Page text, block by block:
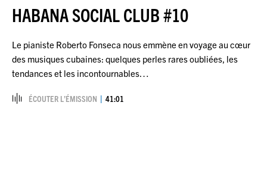
HABANA SOCIAL CLUB #10
Le pianiste Roberto Fonseca nous emmène en voyage au cœur
des musiques cubaines: quelques perles rares oubliées, les
tendances et les incontournables…
ÉCOUTER L’ÉMISSION 41:01